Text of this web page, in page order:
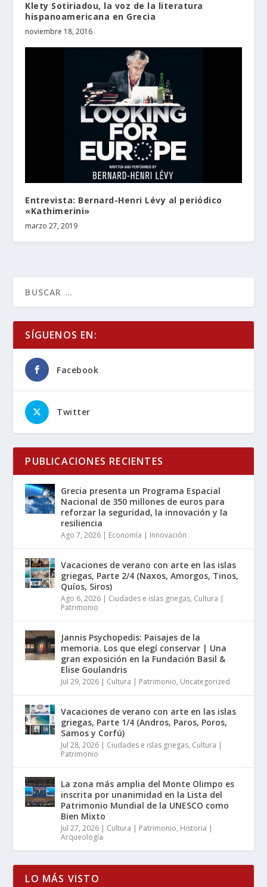
Klety Sotiriadou, la voz de la literatura
hispanoamericana en Grecia
noviembre 18, 2016
Entrevista: Bernard-Henri Lévy al periόdico
«Kathimerini»
marzo 27, 2019
SÍGUENOS EN:
Facebook
Twitter
PUBLICACIONES RECIENTES
Grecia presenta un Programa Espacial
Nacional de 350 millones de euros para
reforzar la seguridad, la innovación y la
resiliencia
Ago 7, 2026 | Economía | Innovación
Vacaciones de verano con arte en las islas
griegas, Parte 2/4 (Naxos, Amorgos, Tinos,
Quíos, Siros)
Ago 6, 2026 | Ciudades e islas griegas, Cultura |
Patrimonio
Jannis Psychopedis: Paisajes de la
memoria. Los que elegí conservar | Una
gran exposición en la Fundación Basil &
Elise Goulandris
Jul 29, 2026 | Cultura | Patrimonio, Uncategorized
Vacaciones de verano con arte en las islas
griegas, Parte 1/4 (Andros, Paros, Poros,
Samos y Corfú)
Jul 28, 2026 | Ciudades e islas griegas, Cultura |
Patrimonio
La zona más amplia del Monte Olimpo es
inscrita por unanimidad en la Lista del
Patrimonio Mundial de la UNESCO como
Bien Mixto
Jul 27, 2026 | Cultura | Patrimonio, Historia |
Arqueología
LO MÁS VISTO